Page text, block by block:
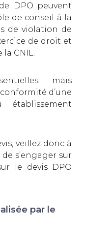
DPO peuvent
de conseil à la
de violation de
de droit et
CNIL.
mais
d’une
établissement
veillez donc à
s’engager sur
le devis DPO
par le